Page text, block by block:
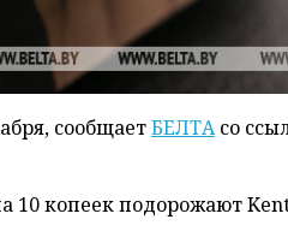
сообщаетБЕЛТАсо
копеек подорожают